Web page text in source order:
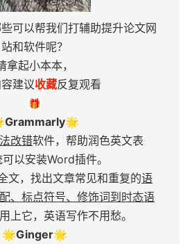
可以帮我们打辅助提升论文网
站和软件呢？
拿起小本本，
建议收藏反复观看
🎁
改错软件，帮助润色英文表
以安装Word插件。
文，找出文章常见和重复的语
、标点符号、修饰词到时态语
上它，英语写作不用愁。
🌟Ginger🌟